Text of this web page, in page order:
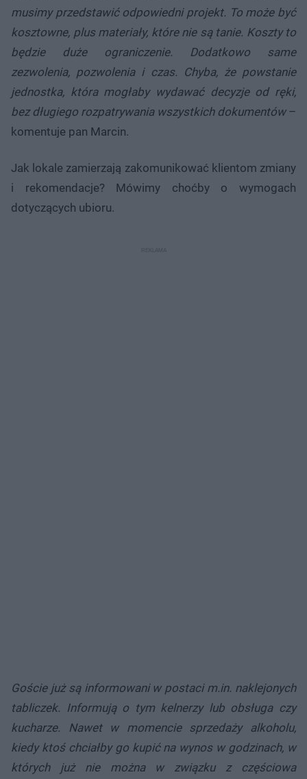
musimy przedstawić odpowiedni projekt. To może być
kosztowne, plus materiały, które nie są tanie. Koszty to
będzie duże ograniczenie. Dodatkowo same
zezwolenia, pozwolenia i czas. Chyba, że powstanie
jednostka, która mogłaby wydawać decyzje od ręki,
bez długiego rozpatrywania wszystkich dokumentów–
komentuje pan Marcin.
Jak lokale zamierzają zakomunikować klientom zmiany
i rekomendacje? Mówimy choćby o wymogach
dotyczących ubioru.
Goście już są informowani w postaci m.in. naklejonych
tabliczek. Informują o tym kelnerzy lub obsługa czy
kucharze. Nawet w momencie sprzedaży alkoholu,
kiedy ktoś chciałby go kupić na wynos w godzinach, w
których już nie można w związku z częściowa